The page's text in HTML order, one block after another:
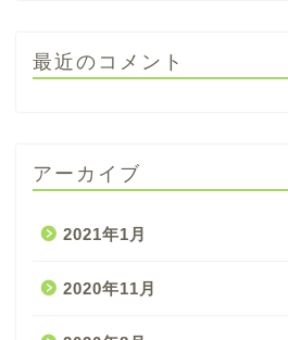
最近のコメント
アーカイブ
2021年1月
2020年11月